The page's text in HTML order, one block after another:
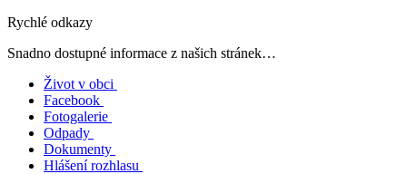
Rychlé odkazy
Snadno dostupné informace z našich stránek…
Život v obci
Facebook
Fotogalerie
Odpady
Dokumenty
Hlášení rozhlasu